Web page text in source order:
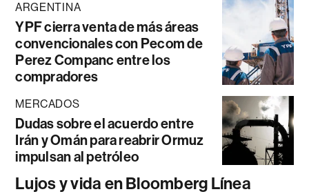
ARGENTINA
YPF cierra venta de más áreas
convencionales con Pecom de
Perez Companc entre los
compradores
MERCADOS
Dudas sobre el acuerdo entre
Irán y Omán para reabrir Ormuz
impulsan al petróleo
Lujos y vida en Bloomberg Línea